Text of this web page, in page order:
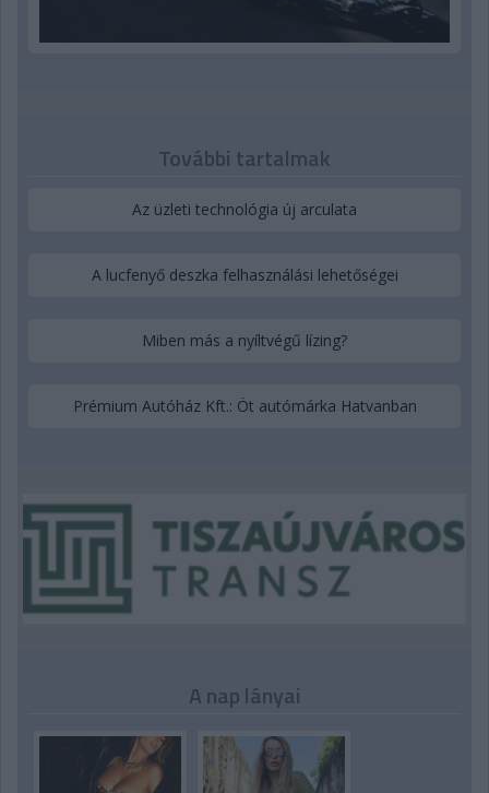
További tartalmak
Az üzleti technológia új arculata
A lucfenyő deszka felhasználási lehetőségei
Miben más a nyíltvégű lízing?
Prémium Autóház Kft.: Öt autómárka Hatvanban
A nap lányai